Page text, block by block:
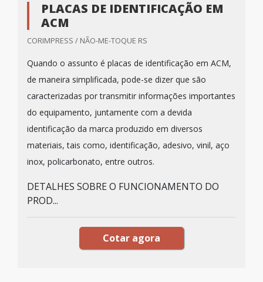
PLACAS DE IDENTIFICAÇÃO EM
ACM
CORIMPRESS / NÃO-ME-TOQUE RS
Quando o assunto é placas de identificação em ACM,
de maneira simplificada, pode-se dizer que são
caracterizadas por transmitir informações importantes
do equipamento, juntamente com a devida
identificação da marca produzido em diversos
materiais, tais como, identificação, adesivo, vinil, aço
inox, policarbonato, entre outros.
DETALHES SOBRE O FUNCIONAMENTO DO
PROD...
Cotar agora